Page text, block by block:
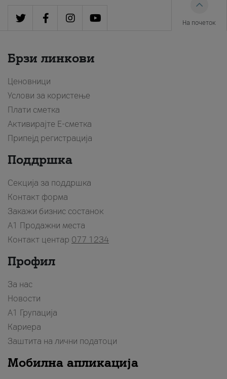
На почеток
Брзи линкови
Ценовници
Услови за користење
Плати сметка
Активирајте Е-сметка
Припејд регистрација
Поддршка
Секција за поддршка
Контакт форма
Закажи бизнис состанок
A1 Продажни места
Контакт центар 077 1234
Профил
За нас
Новости
А1 Групација
Кариера
Заштита на лични податоци
Мобилна апликација